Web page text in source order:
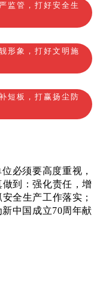
监管，打好安全生
形象，打好文明施
短板，打赢扬尘防
必须要高度重视，
到
：强化责任，增
全生产工作落实；
新中国成立70周年献